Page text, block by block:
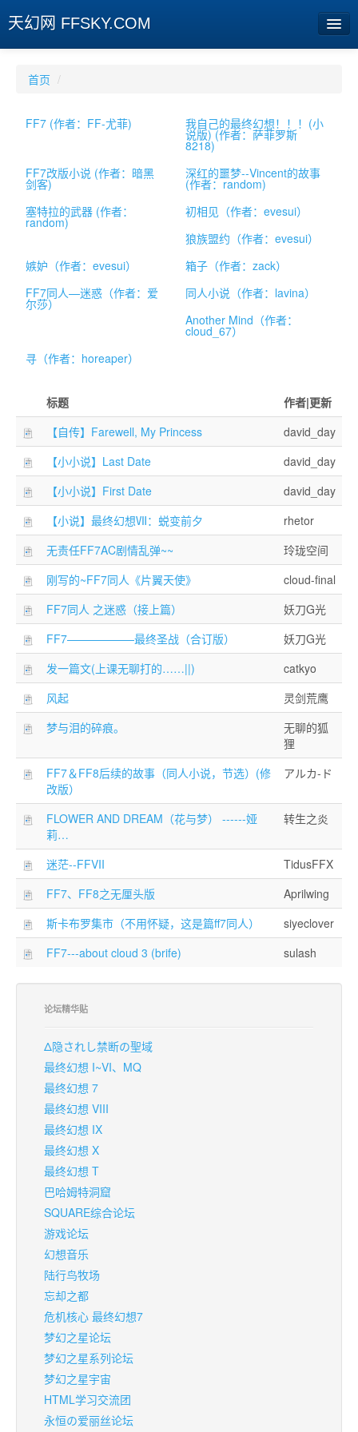
天幻网 FFSKY.COM
娱乐
社区
旧版临时
首页 /
FF7 (作者：FF-尤菲) 我自己的最终幻想！！！(小
说版) (作者：萨菲罗斯
8218)
FF7改版小说 (作者：暗黑
剑客)
深红的噩梦--Vincent的故事
(作者：random)
塞特拉的武器 (作者：
random)
初相见（作者：evesui）
狼族盟约（作者：evesui）
嫉妒（作者：evesui）
箱子（作者：zack）
FF7同人—迷惑（作者：爱
尔莎）
同人小说（作者：lavina）
Another Mind（作者：
cloud_67）
寻（作者：horeaper）
标题
作者|更新
【自传】Farewell, My Princess
david_day
【小小说】Last Date
david_day
【小小说】First Date
david_day
【小说】最终幻想Ⅶ：蜕变前夕
rhetor
无责任FF7AC剧情乱弹~~
玲珑空间
刚写的~FF7同人《片翼天使》
cloud-final
FF7同人 之迷惑（接上篇）
妖刀G光
FF7——————最终圣战（合订版）
妖刀G光
发一篇文(上课无聊打的……||)
catkyo
风起
灵剑荒鹰
梦与泪的碎痕。
无聊的狐
狸
FF7＆FF8后续的故事（同人小说，节选）(修
改版）
アルカ-ド
FLOWER AND DREAM（花与梦） ------娅
莉…
转生之炎
迷茫--FFVII
TidusFFX
FF7、FF8之无厘头版
Aprilwing
斯卡布罗集市（不用怀疑，这是篇ff7同人）
siyeclover
FF7---about cloud 3 (brife)
sulash
论坛精华贴
Δ隐されし禁断の聖域
最终幻想 I~VI、MQ
最终幻想 7
最终幻想 VIII
最终幻想 IX
最终幻想 X
最终幻想 T
巴哈姆特洞窟
SQUARE综合论坛
游戏论坛
幻想音乐
陆行鸟牧场
忘却之都
危机核心 最终幻想7
梦幻之星论坛
梦幻之星系列论坛
梦幻之星宇宙
HTML学习交流团
永恒の爱丽丝论坛